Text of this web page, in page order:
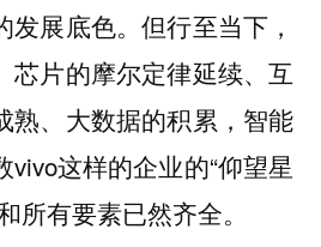
展底色。但行至当下，
芯片的摩尔定律延续、互
熟、大数据的积累，智能
这样的企业的“仰望星
所有要素已然齐全。